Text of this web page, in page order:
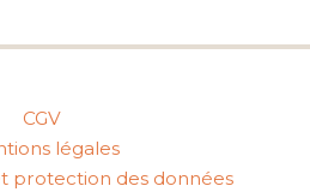
CGV
légales
protection des données